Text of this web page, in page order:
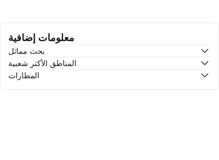
معلومات إضافية
بحث مماثل
المناطق الأكتر شعبية
المطارات